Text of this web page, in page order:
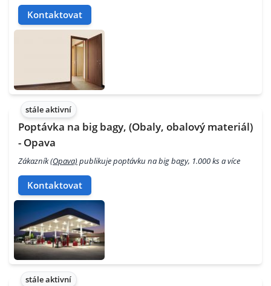
Kontaktovat
stále aktivní
Poptávka na big bagy, (Obaly, obalový materiál)
- Opava
Zákazník(Opava)publikuje poptávku na big bagy, 1.000 ks a více
Kontaktovat
stále aktivní